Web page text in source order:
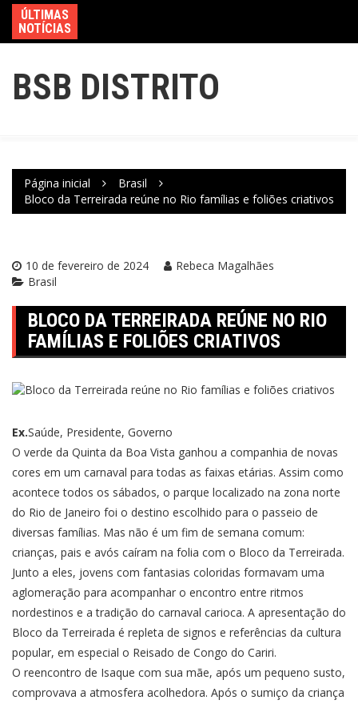
ÚLTIMAS
NOTÍCIAS
BSB DISTRITO
Página inicial
Brasil
Bloco da Terreirada reúne no Rio famílias e foliões criativos
10 de fevereiro de 2024
Rebeca Magalhães
Brasil
BLOCO DA TERREIRADA REÚNE NO RIO
FAMÍLIAS E FOLIÕES CRIATIVOS
Ex.Saúde, Presidente, Governo
O verde da Quinta da Boa Vista ganhou a companhia de novas
cores em um carnaval para todas as faixas etárias. Assim como
acontece todos os sábados, o parque localizado na zona norte
do Rio de Janeiro foi o destino escolhido para o passeio de
diversas famílias. Mas não é um fim de semana comum:
crianças, pais e avós caíram na folia com o Bloco da Terreirada.
Junto a eles, jovens com fantasias coloridas formavam uma
aglomeração para acompanhar o encontro entre ritmos
nordestinos e a tradição do carnaval carioca. A apresentação do
Bloco da Terreirada é repleta de signos e referências da cultura
popular, em especial o Reisado de Congo do Cariri.
O reencontro de Isaque com sua mãe, após um pequeno susto,
comprovava a atmosfera acolhedora. Após o sumiço da criança